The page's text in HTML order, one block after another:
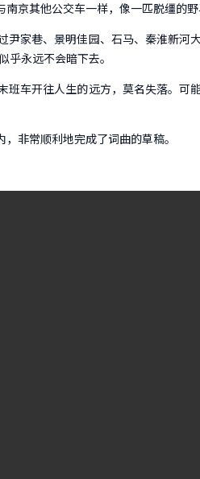
京其他公交车一样，像一匹脱缰的野
家巷、景明佳园、石马、秦淮新河
永远不会暗下去。
车开往人生的远方，莫名失落。可
非常顺利地完成了词曲的草稿。